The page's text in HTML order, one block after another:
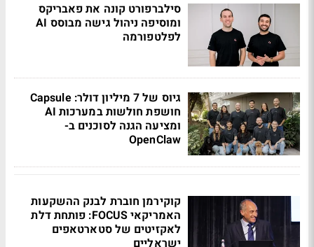
סילברפורט קונה את פאבריקס
ומוסיפה ניהול גישה מבוסס AI
לפלטפורמה
גיוס של 7 מיליון דולר: Capsule
חושפת חולשות במערכות AI
ומציעה הגנה לסוכנים ב-
OpenClaw
קוקירמן חוברת לבנק ההשקעות
האמריקאי FOCUS: פותחת דלת
לאקזיטים של סטארטאפים
ישראליים